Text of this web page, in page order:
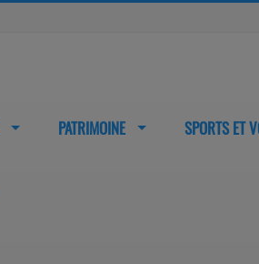
PATRIMOINE SPORTS ET